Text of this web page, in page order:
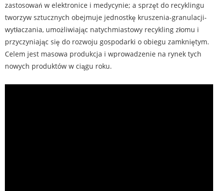
zastosowań w elektronice i medycynie; a sprzęt do recyklingu
tworzyw sztucznych obejmuje jednostkę kruszenia-granulacji-
wytłaczania, umożliwiając natychmiastowy recykling złomu i
przyczyniając się do rozwoju gospodarki o obiegu zamkniętym.
Celem jest masowa produkcja i wprowadzenie na rynek tych
nowych produktów w ciągu roku.